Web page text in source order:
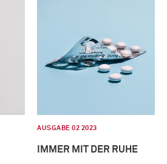
AUSGABE 02 2023
IMMER MIT DER RUHE